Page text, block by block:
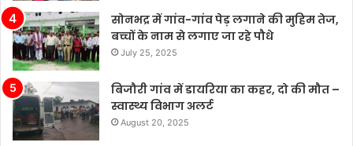
सोनभद्र में गांव-गांव पेड़ लगाने की मुहिम तेज,
बच्चों के नाम से लगाए जा रहे पौधे
July 25, 2025
बिजौरी गांव में डायरिया का कहर, दो की मौत –
स्वास्थ्य विभाग अलर्ट
August 20, 2025